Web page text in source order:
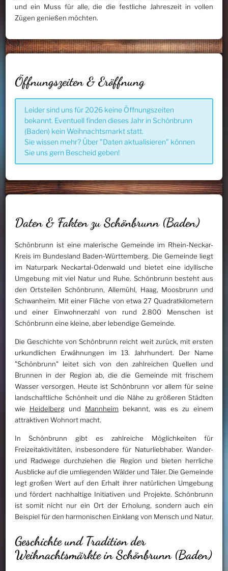
und ein Muss für alle, die die festliche Jahreszeit in vollen
Zügen genießen möchten.
Öffnungszeiten & Eröffnung
Leider sind uns für 2026 keine Öffnungszeiten
bekannt. Eventuell finden dieses Jahr in Schönbrunn
(Baden) kein Weihnachtsmarkt statt.
Sie wissen mehr? Über "Daten aktualisieren" können
Sie uns gern Bescheid geben!
Daten & Fakten zu Schönbrunn (Baden)
Schönbrunn ist eine malerische Gemeinde im Rhein-Neckar-
Kreis im Bundesland Baden-Württemberg. Die Gemeinde liegt
im Naturpark Neckartal-Odenwald und bietet eine idyllische
Umgebung mit viel Natur und Ruhe. Schönbrunn besteht aus
den Ortsteilen Schönbrunn, Allemühl, Haag, Moosbrunn und
Schwanheim. Mit einer Fläche von etwa 27 Quadratkilometern
und einer Einwohnerzahl von rund 2.800 Menschen ist
Schönbrunn eine kleine, aber lebendige Gemeinde.
Die Geschichte von Schönbrunn reicht weit zurück, mit ersten
urkundlichen Erwähnungen im 13. Jahrhundert. Der Name
"Schönbrunn" leitet sich von den zahlreichen Quellen und
Brunnen in der Region ab, die die Gemeinde mit frischem
Wasser versorgen. Heute ist Schönbrunn vor allem für seine
landschaftliche Schönheit und die Nähe zu größeren Städten
wie Heidelbergund Mannheim bekannt, was es zu einem
attraktiven Wohnort macht.
In Schönbrunn gibt es zahlreiche Möglichkeiten für
Freizeitaktivitäten, insbesondere für Naturliebhaber. Wander-
und Radwege durchziehen die Region und bieten herrliche
Ausblicke auf die umliegenden Wälder und Täler. Die Gemeinde
legt großen Wert auf den Erhalt ihrer natürlichen Umgebung
und fördert nachhaltige Initiativen und Projekte. Schönbrunn
ist somit nicht nur ein Ort der Erholung, sondern auch ein
Beispiel für den harmonischen Einklang von Mensch und Natur.
Geschichte und Tradition der
Weihnachtsmärkte in Schönbrunn (Baden)